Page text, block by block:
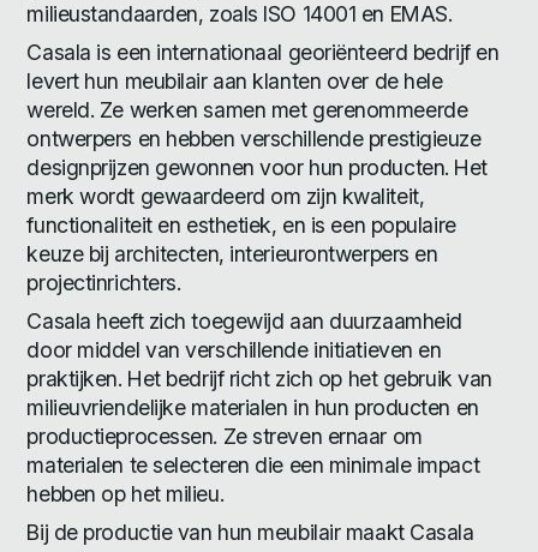
milieustandaarden, zoals ISO 14001 en EMAS.
Casala is een internationaal georiënteerd bedrijf en
levert hun meubilair aan klanten over de hele
wereld. Ze werken samen met gerenommeerde
ontwerpers en hebben verschillende prestigieuze
designprijzen gewonnen voor hun producten. Het
merk wordt gewaardeerd om zijn kwaliteit,
functionaliteit en esthetiek, en is een populaire
keuze bij architecten, interieurontwerpers en
projectinrichters.
Casala heeft zich toegewijd aan duurzaamheid
door middel van verschillende initiatieven en
praktijken. Het bedrijf richt zich op het gebruik van
milieuvriendelijke materialen in hun producten en
productieprocessen. Ze streven ernaar om
materialen te selecteren die een minimale impact
hebben op het milieu.
Bij de productie van hun meubilair maakt Casala